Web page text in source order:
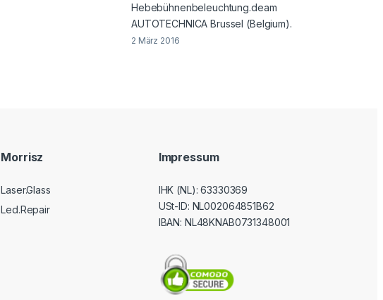
Hebebühnenbeleuchtung.deam
AUTOTECHNICA Brussel (Belgium).
2 März 2016
Morrisz
Laser.Glass
Led.Repair
Impressum
IHK (NL): 63330369
USt-ID: NL002064851B62
IBAN: NL48KNAB0731348001